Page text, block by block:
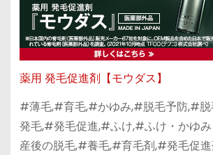
薬用 発毛促進剤【モウダス】
#薄毛,#育毛,#かゆみ,#脱毛予防,#
発毛,#発毛促進,#ふけ,#ふけ・かゆみ
産後の脱毛,#養毛,#育毛剤,#発毛促